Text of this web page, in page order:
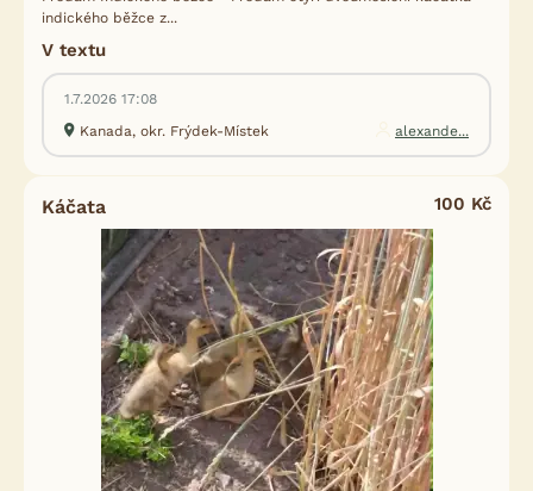
indického běžce z...
V textu
1.7.2026 17:08
Kanada, okr. Frýdek-Místek
alexande...
Káčata 100 Kč